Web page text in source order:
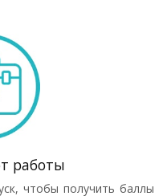
работы
чтобы получить баллы